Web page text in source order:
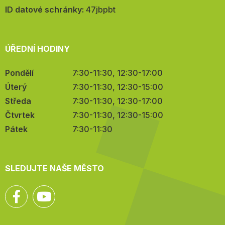
mail:
ID datové schránky: 47jbpbt
ÚŘEDNÍ HODINY
Pondělí
7:30-11:30, 12:30-17:00
Úterý
7:30-11:30, 12:30-15:00
Středa
7:30-11:30, 12:30-17:00
Čtvrtek
7:30-11:30, 12:30-15:00
Pátek
7:30-11:30
SLEDUJTE NAŠE MĚSTO
Facebook